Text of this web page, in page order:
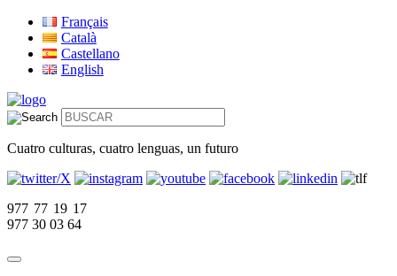
Français
Català
Castellano
English
Cuatro culturas, cuatro lenguas, un futuro
977 77 19 17
977 30 03 64